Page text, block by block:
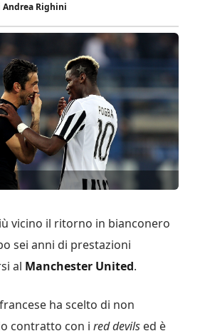
Andrea Righini
vicino il ritorno in bianconero
sei anni di prestazioni
al Manchester United.
ha scelto di non
contratto con i red devils ed è